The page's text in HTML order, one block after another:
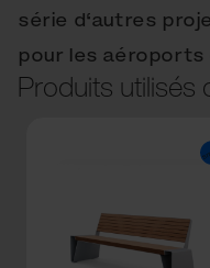
série d‘autres
pour les aéroports
Produits utilisés